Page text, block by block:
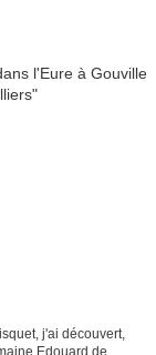
j'ai découvert,
Edouard de